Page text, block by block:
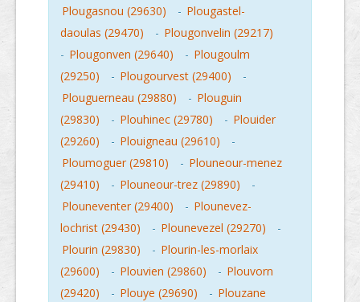
Plougasnou (29630)
- Plougastel-
daoulas (29470)
- Plougonvelin (29217)
- Plougonven (29640) - Plougoulm
(29250)
- Plougourvest (29400)
-
Plouguerneau (29880)
- Plouguin
(29830)
- Plouhinec (29780) - Plouider
(29260)
- Plouigneau (29610)
-
Ploumoguer (29810)
- Plouneour-menez
(29410)
- Plouneour-trez (29890)
-
Plouneventer (29400)
- Plounevez-
lochrist (29430)
- Plounevezel (29270)
-
Plourin (29830)
- Plourin-les-morlaix
(29600)
- Plouvien (29860) - Plouvorn
(29420)
- Plouye (29690) - Plouzane